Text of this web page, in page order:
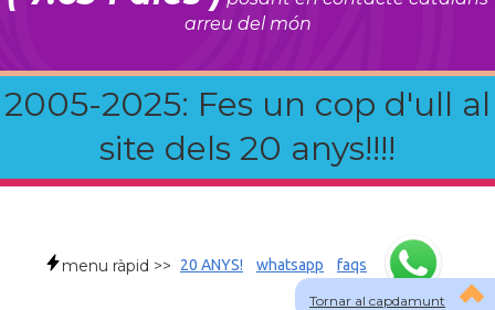
arreu del món
2005-2025: Fes un cop d'ull al
site dels 20 anys!!!!
Tornar al capdamunt
menu ràpid >> 20 ANYS! whatsapp faqs